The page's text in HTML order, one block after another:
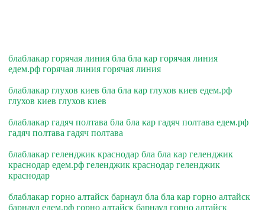
блаблакар горячая линия бла бла кар горячая линия
едем.рф горячая линия горячая линия
блаблакар глухов киев бла бла кар глухов киев едем.рф
глухов киев глухов киев
блаблакар гадяч полтава бла бла кар гадяч полтава едем.рф
гадяч полтава гадяч полтава
блаблакар геленджик краснодар бла бла кар геленджик
краснодар едем.рф геленджик краснодар геленджик
краснодар
блаблакар горно алтайск барнаул бла бла кар горно алтайск
барнаул едем.рф горно алтайск барнаул горно алтайск